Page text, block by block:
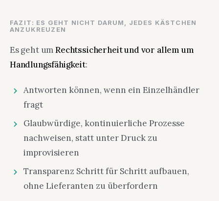
FAZIT: ES GEHT NICHT DARUM, JEDES KÄSTCHEN
ANZUKREUZEN
Es geht umRechtssicherheit und vor allem um
Handlungsfähigkeit:
Antworten können, wenn ein Einzelhändler
fragt
Glaubwürdige, kontinuierliche Prozesse
nachweisen, statt unter Druck zu
improvisieren
Transparenz Schritt für Schritt aufbauen,
ohne Lieferanten zu überfordern